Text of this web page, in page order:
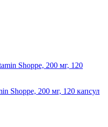
Shoppe, 200 мг, 120 капсул